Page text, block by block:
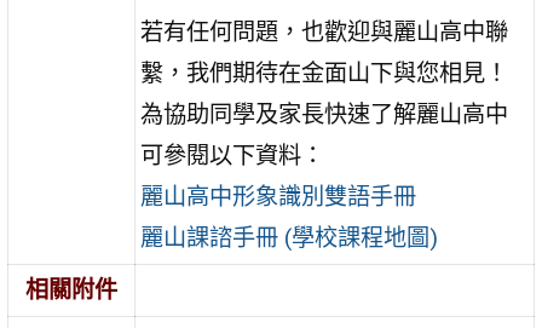
若有任何問題，也歡迎與麗山高中聯
繫，我們期待在金面山下與您相見！
為協助同學及家長快速了解麗山高中
可參閱以下資料：
麗山高中形象識別雙語手冊
麗山課諮手冊 (學校課程地圖)
相關附件